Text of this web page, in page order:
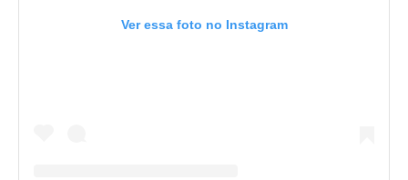
Ver essa foto no Instagram